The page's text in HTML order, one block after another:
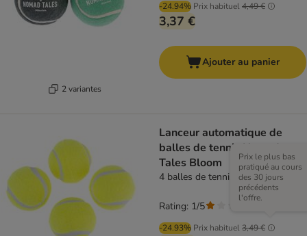
2 variantes
-24.94% Prix habituel4,49 €
3,37 €
Ajouter au panier
Lanceur automatique de
balles de tennis Nomad
Tales Bloom
4 balles de tennis de rechange
-24.93% Prix habituel3,49 €
Prix le plus bas
pratiqué au cours
des 30 jours
précédents
l'offre.
Rating: 1/5